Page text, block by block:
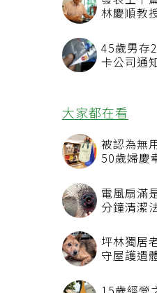
發表上千
林慶順教
45歲男存
卡公司通
大家都在看
被認為無
50歲婦
電風扇滿
汙附著
坪林獨居